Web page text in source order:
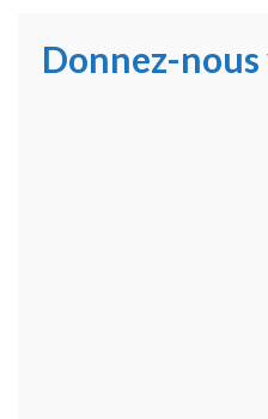
Donnez-